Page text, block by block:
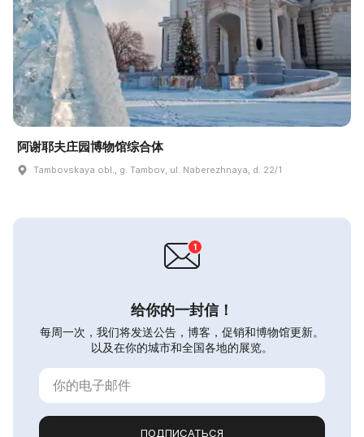
阿谢耶夫庄园博物馆综合体
Tambovskaya obl., g. Tambov, ul. Naberezhnaya, d. 22/1
给你的一封信！
每周一次，我们将发送公告，博客，促销和博物馆更新。
以及在你的城市和全国各地的展览。
ПОДПИСАТЬСЯ